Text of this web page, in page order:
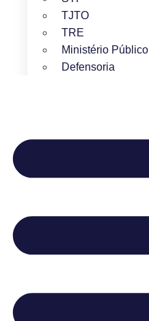
TJTO
TRE
Ministério Público
Defensoria